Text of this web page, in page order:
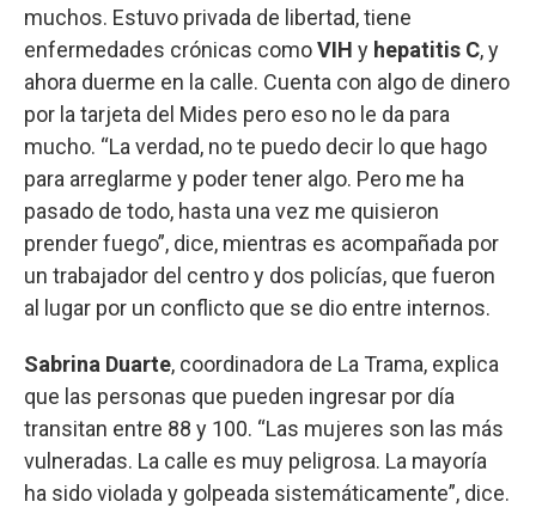
muchos. Estuvo privada de libertad, tiene
enfermedades crónicas comoVIH y hepatitis C, y
ahora duerme en la calle. Cuenta con algo de dinero
por la tarjeta del Mides pero eso no le da para
mucho. “La verdad, no te puedo decir lo que hago
para arreglarme y poder tener algo. Pero me ha
pasado de todo, hasta una vez me quisieron
prender fuego”, dice, mientras es acompañada por
un trabajador del centro y dos policías, que fueron
al lugar por un conflicto que se dio entre internos.
Sabrina Duarte, coordinadora de La Trama, explica
que las personas que pueden ingresar por día
transitan entre 88 y 100. “Las mujeres son las más
vulneradas. La calle es muy peligrosa. La mayoría
ha sido violada y golpeada sistemáticamente”, dice.